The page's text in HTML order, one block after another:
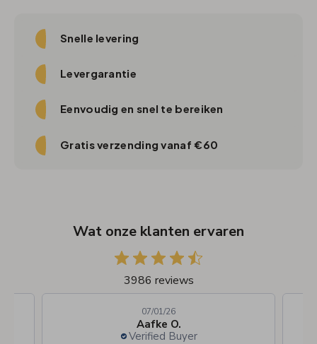
Snelle levering
Levergarantie
Eenvoudig en snel te bereiken
Gratis verzending vanaf €60
Wat onze klanten ervaren
3986 reviews
Aafke O.
Verified Buyer
07/01/26